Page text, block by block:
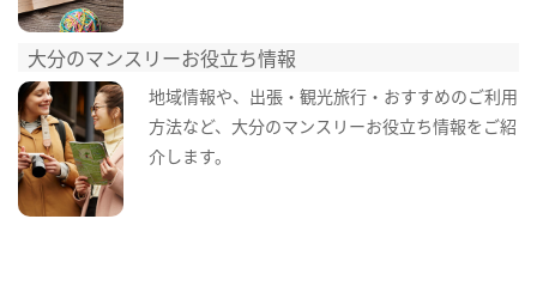
大分のマンスリーお役立ち情報
地域情報や、出張・観光旅行・おすすめのご利用
方法など、大分のマンスリーお役立ち情報をご紹
介します。